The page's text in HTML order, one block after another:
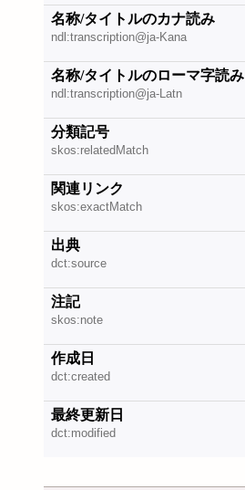
名称/タイトルのカナ読み
ndl:transcription@ja-Kana
名称/タイトルのローマ字読み
ndl:transcription@ja-Latn
分類記号
skos:relatedMatch
関連リンク
skos:exactMatch
出典
dct:source
注記
skos:note
作成日
dct:created
最終更新日
dct:modified